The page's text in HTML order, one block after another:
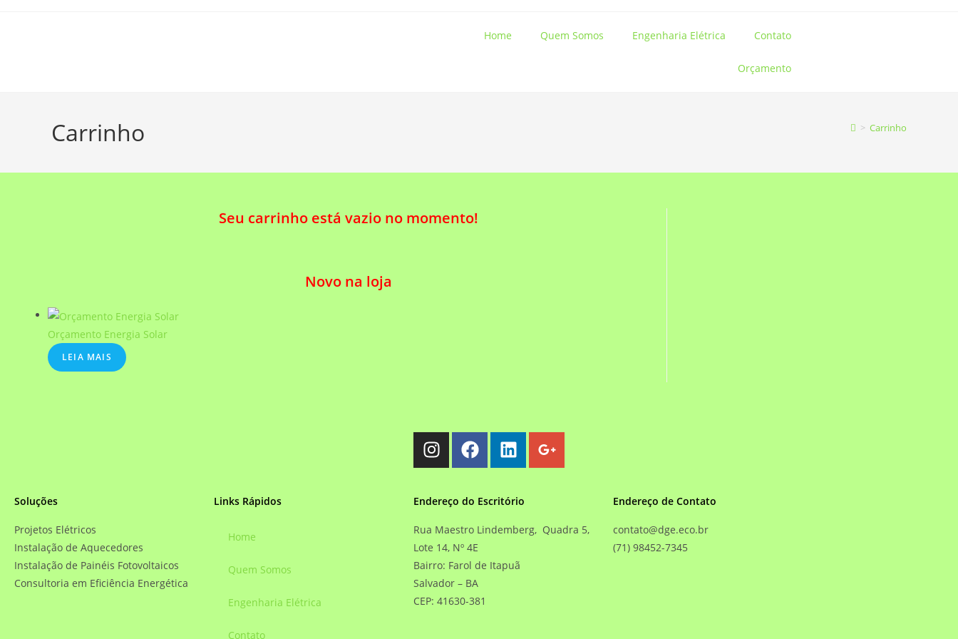
Home Quem Somos Engenharia Elétrica Contato
Orçamento
Carrinho > Carrinho
Seu carrinho está vazio no momento!
Novo na loja
Orçamento Energia Solar
LEIA MAIS
Soluções
Projetos Elétricos
Instalação de Aquecedores
Instalação de Painéis Fotovoltaicos
Consultoria em Eficiência Energética
Links Rápidos
Home
Quem Somos
Engenharia Elétrica
Contato
Endereço do Escritório
Rua Maestro Lindemberg, Quadra 5,
Lote 14, Nº 4E
Bairro: Farol de Itapuã
Salvador – BA
CEP: 41630-381
Endereço de Contato
contato@dge.eco.br
(71) 98452-7345